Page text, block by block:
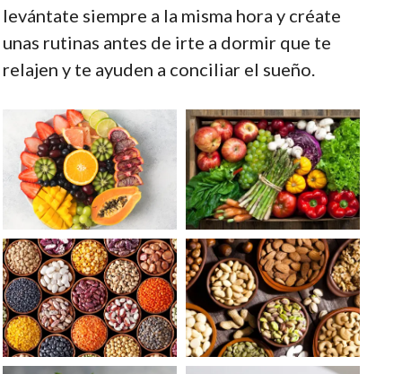
levántate siempre a la misma hora y créate
unas rutinas antes de irte a dormir que te
relajen y te ayuden a conciliar el sueño.